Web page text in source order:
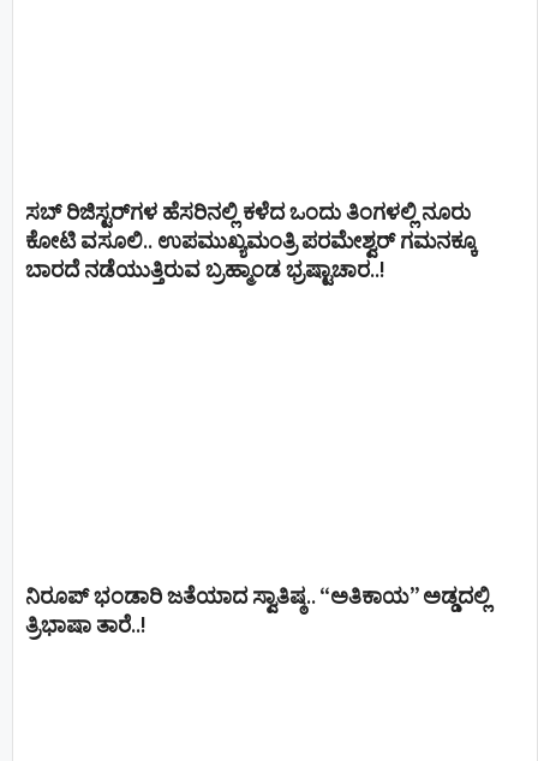
ಸಬ್ ರಿಜಿಸ್ಟರ್​ಗಳ ಹೆಸರಿನಲ್ಲಿ ಕಳೆದ ಒಂದು ತಿಂಗಳಲ್ಲಿ ನೂರು
ಕೋಟಿ ವಸೂಲಿ.. ಉಪಮುಖ್ಯಮಂತ್ರಿ ಪರಮೇಶ್ವರ್​ ಗಮನಕ್ಕೂ
ಬಾರದೆ ನಡೆಯುತ್ತಿರುವ ಬ್ರಹ್ಮಾಂಡ ಭ್ರಷ್ಟಾಚಾರ..!
ನಿರೂಪ್ ಭಂಡಾರಿ ಜತೆಯಾದ ಸ್ವಾತಿಷ್ಠ.. “ಅತಿಕಾಯ” ಅಡ್ಡದಲ್ಲಿ
ತ್ರಿಭಾಷಾ ತಾರೆ..!